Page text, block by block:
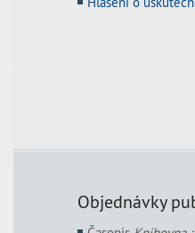
Objednávky